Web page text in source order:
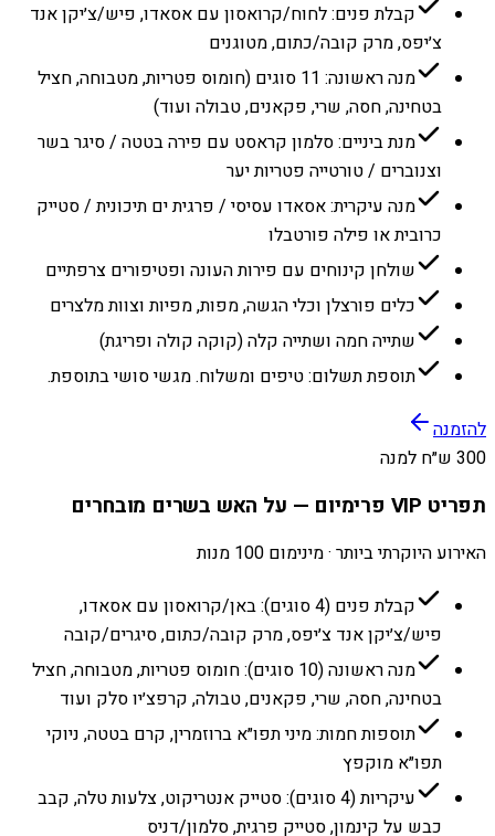
קבלת פנים: לחוח/קרואסון עם אסאדו, פיש/צ׳יקן אנד
צ׳יפס, מרק קובה/כתום, מטוגנים
מנה ראשונה: 11 סוגים (חומוס פטריות, מטבוחה, חציל
בטחינה, חסה, שרי, פקאנים, טבולה ועוד)
מנת ביניים: סלמון קראסט עם פירה בטטה / סיגר בשר
וצנוברים / טורטייה פטריות יער
מנה עיקרית: אסאדו עסיסי / פרגית ים תיכונית / סטייק
כרובית או פילה פורטבלו
שולחן קינוחים עם פירות העונה ופטיפורים צרפתיים
כלים פורצלן וכלי הגשה, מפות, מפיות וצוות מלצרים
שתייה חמה ושתייה קלה (קוקה קולה ופריגת)
תוספת תשלום: טיפים ומשלוח. מגשי סושי בתוספת.
להזמנה
300 ש״ח למנה
תפריט VIP פרימיום — על האש בשרים מובחרים
האירוע היוקרתי ביותר · מינימום 100 מנות
קבלת פנים (4 סוגים): באן/קרואסון עם אסאדו,
פיש/צ׳יקן אנד צ׳יפס, מרק קובה/כתום, סיגרים/קובה
מנה ראשונה (10 סוגים): חומוס פטריות, מטבוחה, חציל
בטחינה, חסה, שרי, פקאנים, טבולה, קרפצ׳יו סלק ועוד
תוספות חמות: מיני תפו״א ברוזמרין, קרם בטטה, ניוקי
תפו״א מוקפץ
עיקריות (4 סוגים): סטייק אנטריקוט, צלעות טלה, קבב
כבש על קינמון, סטייק פרגית, סלמון/דניס